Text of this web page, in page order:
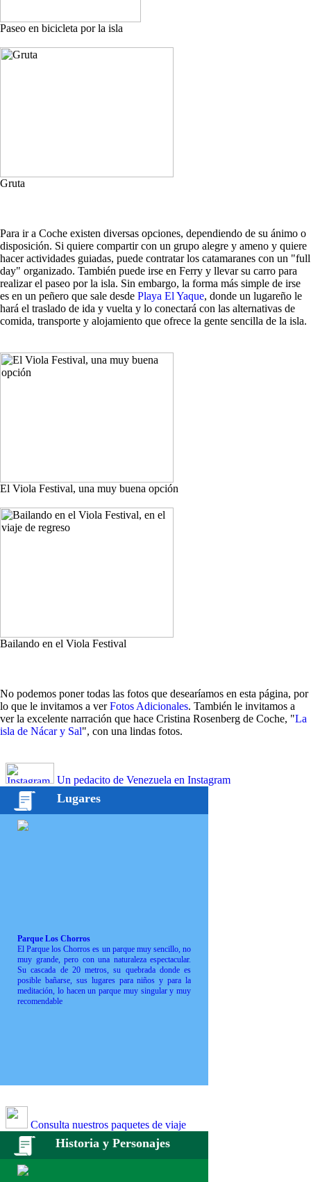
Paseo en bicicleta por la isla
Gruta
Para ir a Coche existen diversas opciones, dependiendo de su ánimo o
disposición. Si quiere compartir con un grupo alegre y ameno y quiere
hacer actividades guiadas, puede contratar los catamaranes con un "full
day" organizado. También puede irse en Ferry y llevar su carro para
realizar el paseo por la isla. Sin embargo, la forma más simple de irse
es en un peñero que sale desde Playa El Yaque, donde un lugareño le
hará el traslado de ida y vuelta y lo conectará con las alternativas de
comida, transporte y alojamiento que ofrece la gente sencilla de la isla.
El Viola Festival, una muy buena opción
Bailando en el Viola Festival
No podemos poner todas las fotos que desearíamos en esta página, por
lo que le invitamos a verFotos Adicionales. También le invitamos a
ver la excelente narración que hace Cristina Rosenberg de Coche, "La
isla de Nácar y Sal", con una lindas fotos.
Un pedacito de Venezuela en Instagram
Lugares
Parque Los Chorros
El Parque los Chorros es un parque muy sencillo, no
muy grande, pero con una naturaleza espectacular.
Su cascada de 20 metros, su quebrada donde es
posible bañarse, sus lugares para niños y para la
meditación, lo hacen un parque muy singular y muy
recomendable
Consulta nuestros paquetes de viaje
Historia y Personajes